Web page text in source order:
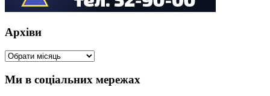
Архіви
Архіви
Ми в соціальних мережах